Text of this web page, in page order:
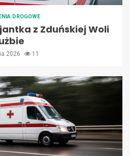
DROGOWE
z Zduńskiej Woli
2026 11